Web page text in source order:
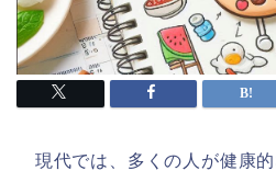
現代では、多くの人が健康